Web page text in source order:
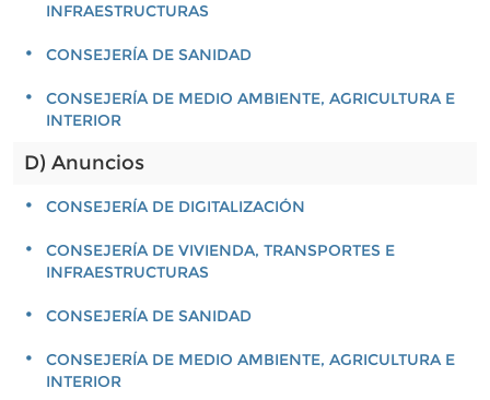
INFRAESTRUCTURAS
CONSEJERÍA DE SANIDAD
CONSEJERÍA DE MEDIO AMBIENTE, AGRICULTURA E
INTERIOR
D) Anuncios
CONSEJERÍA DE DIGITALIZACIÓN
CONSEJERÍA DE VIVIENDA, TRANSPORTES E
INFRAESTRUCTURAS
CONSEJERÍA DE SANIDAD
CONSEJERÍA DE MEDIO AMBIENTE, AGRICULTURA E
INTERIOR